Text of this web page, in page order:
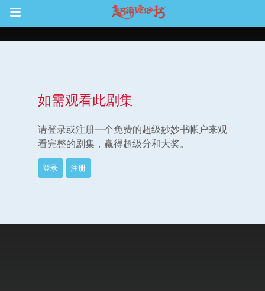
Return to Content
如需观看此剧集
请登录或注册一个免费的超级妙妙书帐户来观
看完整的剧集，赢得超级分和大奖。
登录 注册